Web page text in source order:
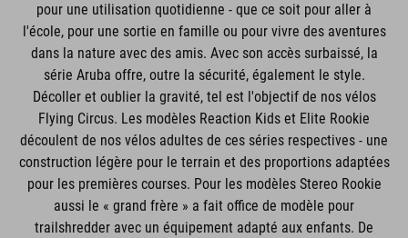
pour une utilisation quotidienne - que ce soit pour aller à
l'école, pour une sortie en famille ou pour vivre des aventures
dans la nature avec des amis. Avec son accès surbaissé, la
série Aruba offre, outre la sécurité, également le style.
Décoller et oublier la gravité, tel est l'objectif de nos vélos
Flying Circus. Les modèles Reaction Kids et Elite Rookie
découlent de nos vélos adultes de ces séries respectives - une
construction légère pour le terrain et des proportions adaptées
pour les premières courses. Pour les modèles Stereo Rookie
aussi le « grand frère » a fait office de modèle pour
trailshredder avec un équipement adapté aux enfants. De